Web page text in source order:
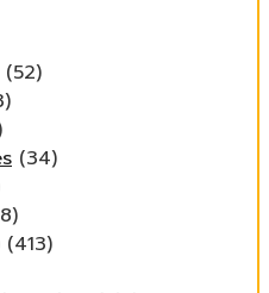
(52)
(34)
(413)